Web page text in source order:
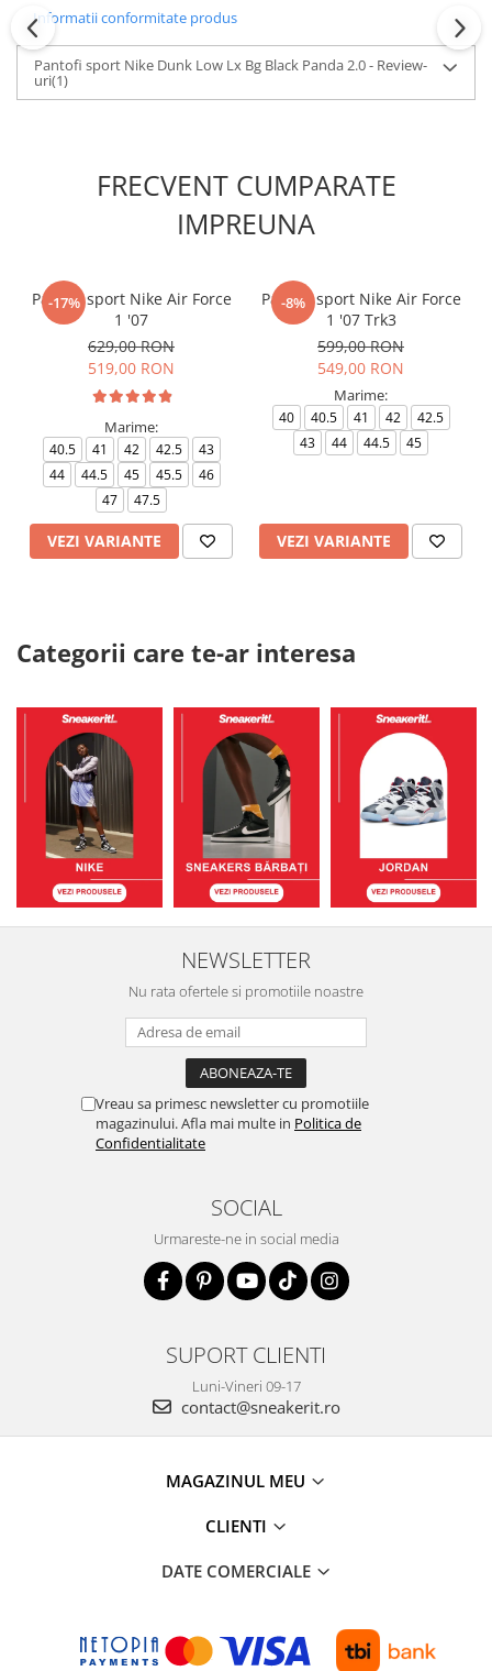
Informatii conformitate produs
Pantofi sport Nike Dunk Low Lx Bg Black Panda 2.0 - Review-
uri(1)
FRECVENT CUMPARATE
IMPREUNA
-17%
Pantofi sport Nike Air Force
1 '07
629,00 RON
519,00 RON
Marime:
40.5 41 42 42.5
43
44
44.5 45 45.5
46
47
47.5
VEZI VARIANTE
-8%
Pantofi sport Nike Air Force
1 '07 Trk3
599,00 RON
549,00 RON
Marime:
40 40.5 41 42
42.5
43
44 44.5 45
VEZI VARIANTE
Categorii care te-ar interesa
NEWSLETTER
Nu rata ofertele si promotiile noastre
Vreau sa primesc newsletter cu promotiile
magazinului. Afla mai multe in Politica de
Confidentialitate
SOCIAL
Urmareste-ne in social media
SUPORT CLIENTI
Luni-Vineri 09-17
contact@sneakerit.ro
MAGAZINUL MEU
CLIENTI
DATE COMERCIALE